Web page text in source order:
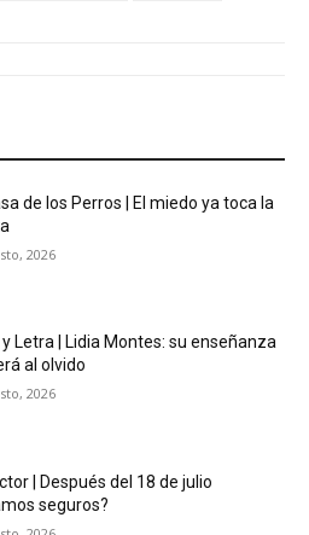
de los Perros | El miedo ya toca la
2026
y Letra | Lidia Montes: su enseñanza
al olvido
2026
| Después del 18 de julio
seguros?